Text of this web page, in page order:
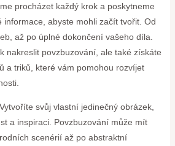
procházet každý krok a poskytneme
informace, abyste mohli začít tvořit. Od
až po úplné dokončení vašeho díla.
nakreslit povzbuzování, ale také získáte
a triků, které vám pomohou rozvíjet
svůj vlastní jedinečný obrázek,
a inspiraci. Povzbuzování může mít
scenérií až po abstraktní